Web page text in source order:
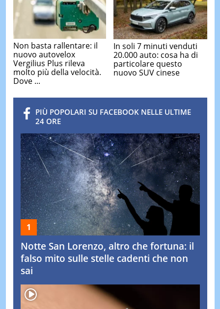
Non basta rallentare: il
nuovo autovelox
Vergilius Plus rileva
molto più della velocità.
Dove ...
In soli 7 minuti venduti
20.000 auto: cosa ha di
particolare questo
nuovo SUV cinese
PIÙ POPOLARI SU FACEBOOK NELLE ULTIME
24 ORE
Notte San Lorenzo, altro che fortuna: il
falso mito sulle stelle cadenti che non
sai